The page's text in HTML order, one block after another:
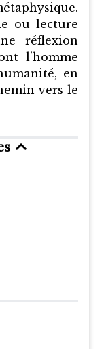
ou lecture
réflexion
l’homme
en
vers le